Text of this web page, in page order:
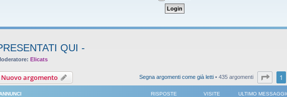
QUI -
Elicats
Nuovo argomento Segna argomenti come già letti • 435 argomenti 1
RISPOSTE VISITE ULTIMO